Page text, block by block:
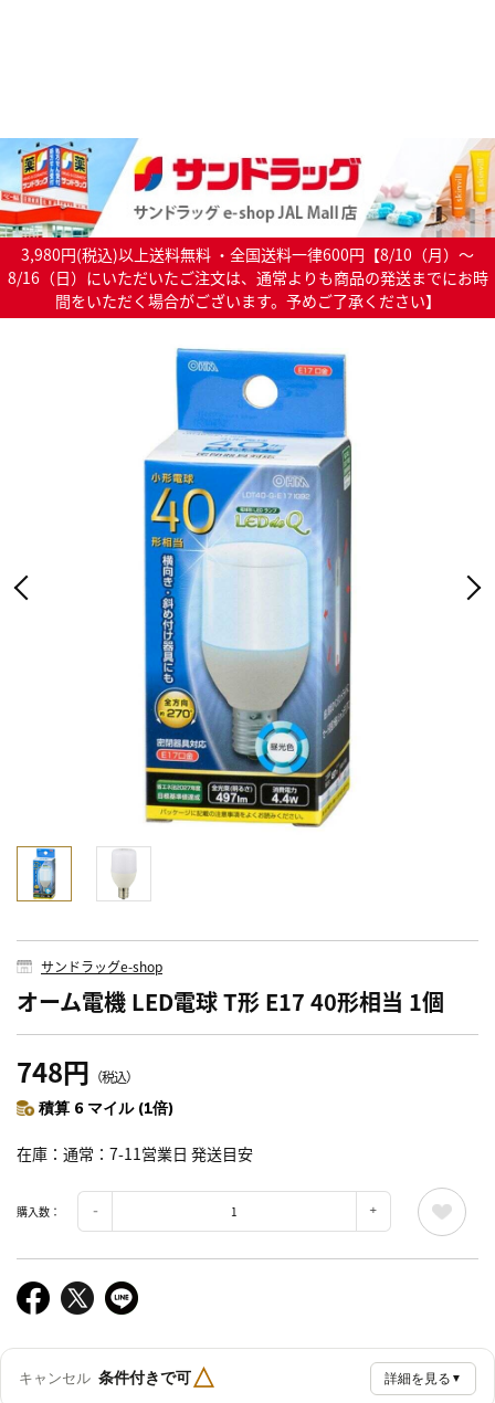
3,980円(税込)以上送料無料 ・全国送料一律600円【8/10（月）～
8/16（日）にいただいたご注文は、通常よりも商品の発送までにお時
間をいただく場合がございます。予めご了承ください】
サンドラッグe-shop
オーム電機 LED電球 T形 E17 40形相当 1個
748円 （税込）
積算 6 マイル (1倍)
在庫 通常：7-11営業日 発送目安
購入数：
キャンセル 条件付きで可△ 詳細を見る ▼